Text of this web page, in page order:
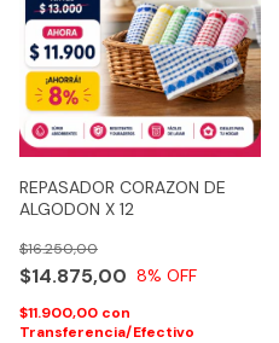
REPASADOR CORAZON DE
ALGODON X 12
$14.875,00
$16.250,00
8% OFF
$11.900,00 con
Transferencia/Efectivo